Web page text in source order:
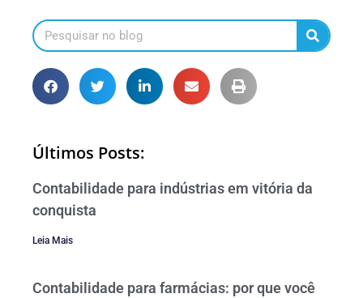
Últimos Posts:
Contabilidade para indústrias em vitória da
conquista
Leia Mais
Contabilidade para farmácias: por que você